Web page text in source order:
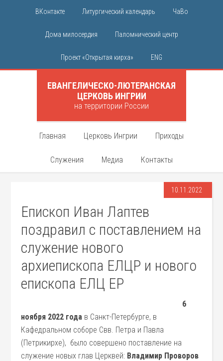
ВКонтакте Литургический календарь ЧаВо
Дома милосердия Паломнический центр
Проект «Открытая кирха» ENG
ЕВАНГЕЛИЧЕСКО-ЛЮТЕРАНСКАЯ
ЦЕРКОВЬ ИНГРИИ
на территории России
Главная Церковь Ингрии Приходы
Служения Медиа Контакты
10.11.2022
Епископ Иван Лаптев
поздравил с поставлением на
служение нового
архиепископа ЕЛЦР и нового
епископа ЕЛЦ ЕР
6
ноября 2022 года в Санкт-Петербурге, в
Кафедральном соборе Свв. Петра и Павла
(Петрикирхе), было совершено поставление на
служение новых глав Церквей: Владимир Проворов